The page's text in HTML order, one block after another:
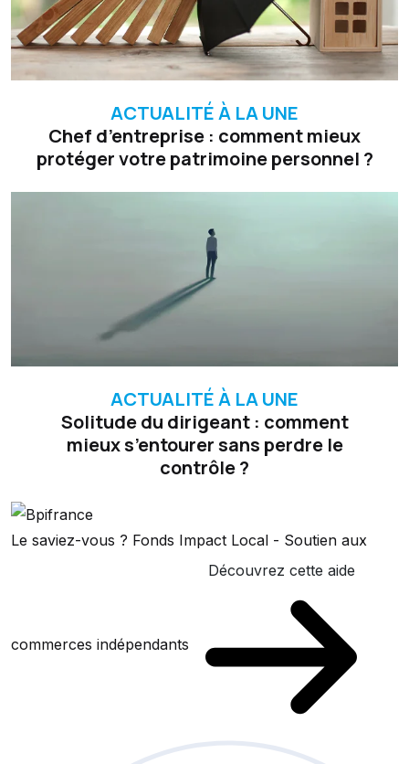
ACTUALITÉ À LA UNE
Chef d’entreprise : comment mieux
protéger votre patrimoine personnel ?
ACTUALITÉ À LA UNE
Solitude du dirigeant : comment
mieux s’entourer sans perdre le
contrôle ?
Le saviez-vous ? Fonds Impact Local - Soutien aux
commerces indépendants
Découvrez cette aide